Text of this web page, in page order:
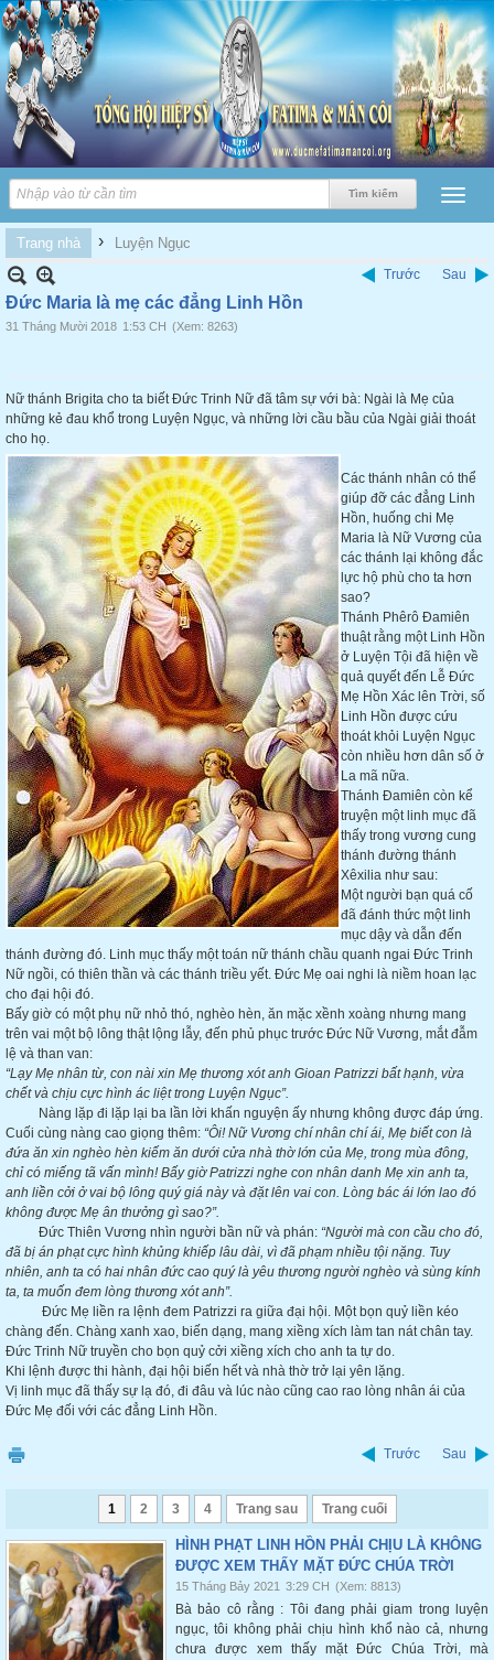
Trang nhà › Luyện Ngục
Trước Sau
Đức Maria là mẹ các đẳng Linh Hồn
31 Tháng Mười 2018 1:53 CH (Xem: 8263)
Nữ thánh Brigita cho ta biết Đức Trinh Nữ đã tâm sự với bà: Ngài là Mẹ của
những kẻ đau khổ trong Luyện Ngục, và những lời cầu bầu của Ngài giải thoát
cho họ.
Các thánh nhân có thể
giúp đỡ các đẳng Linh
Hồn, huống chi Mẹ
Maria là Nữ Vương của
các thánh lại không đắc
lực hộ phù cho ta hơn
sao?
Thánh Phêrô Đamiên
thuật rằng một Linh Hồn
ở Luyện Tội đã hiện về
quả quyết đến Lễ Đức
Mẹ Hồn Xác lên Trời, số
Linh Hồn được cứu
thoát khỏi Luyện Ngục
còn nhiều hơn dân số ở
La mã nữa.
Thánh Đamiên còn kể
truyện một linh mục đã
thấy trong vương cung
thánh đường thánh
Xêxilia như sau:
Một người bạn quá cố
đã đánh thức một linh
mục dậy và dẫn đến
thánh đường đó. Linh mục thấy một toán nữ thánh chầu quanh ngai Đức Trinh
Nữ ngồi, có thiên thần và các thánh triều yết. Đức Mẹ oai nghi là niềm hoan lạc
cho đại hội đó.
Bấy giờ có một phụ nữ nhỏ thó, nghèo hèn, ăn mặc xềnh xoàng nhưng mang
trên vai một bộ lông thật lộng lẫy, đến phủ phục trước Đức Nữ Vương, mắt đẫm
lệ và than van:
“Lạy Mẹ nhân từ, con nài xin Mẹ thương xót anh Gioan Patrizzi bất hạnh, vừa
chết và chịu cực hình ác liệt trong Luyện Ngục”.
Nàng lặp đi lặp lại ba lần lời khấn nguyện ấy nhưng không được đáp ứng.
Cuối cùng nàng cao giọng thêm: “Ôi! Nữ Vương chí nhân chí ái, Mẹ biết con là
đứa ăn xin nghèo hèn kiếm ăn dưới cửa nhà thờ lớn của Mẹ, trong mùa đông,
chỉ có miếng tã vấn mình! Bấy giờ Patrizzi nghe con nhân danh Mẹ xin anh ta,
anh liền cởi ở vai bộ lông quý giá này và đặt lên vai con. Lòng bác ái lớn lao đó
không được Mẹ ân thưởng gì sao?”.
Đức Thiên Vương nhìn người bần nữ và phán: “Người mà con cầu cho đó,
đã bị án phạt cực hình khủng khiếp lâu dài, vì đã phạm nhiều tội nặng. Tuy
nhiên, anh ta có hai nhân đức cao quý là yêu thương người nghèo và sùng kính
ta, ta muốn đem lòng thương xót anh”.
Đức Mẹ liền ra lệnh đem Patrizzi ra giữa đại hội. Một bọn quỷ liền kéo
chàng đến. Chàng xanh xao, biến dạng, mang xiềng xích làm tan nát chân tay.
Đức Trinh Nữ truyền cho bọn quỷ cởi xiềng xích cho anh ta tự do.
Khi lệnh được thi hành, đại hội biến hết và nhà thờ trở lại yên lặng.
Vị linh mục đã thấy sự lạ đó, đi đâu và lúc nào cũng cao rao lòng nhân ái của
Đức Mẹ đối với các đẳng Linh Hồn.
Trước Sau
1 2 3 4 Trang sau Trang cuối
HÌNH PHẠT LINH HỒN PHẢI CHỊU LÀ KHÔNG
ĐƯỢC XEM THẤY MẶT ĐỨC CHÚA TRỜI
15 Tháng Bảy 2021 3:29 CH (Xem: 8813)
Bà bảo cô rằng : Tôi đang phải giam trong luyện
ngục, tôi không phải chịu hình khổ nào cả, nhưng
chưa được xem thấy mặt Đức Chúa Trời, mà